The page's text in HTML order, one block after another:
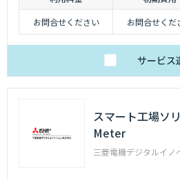
スマート工場ソ
Meter
三菱電機デジタルイノ
お問合せください
お問合せくだ
サービス